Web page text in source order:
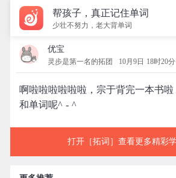
帮孩子，真正记住单词
少壮不努力，老大背单词
优宝
灵步是第一名的拓团 10月9日 18时20分
啊啦啦啦啦啦啦，宗于背完一本书
和单词呢^ - ^
打开［拓词］查看更多精彩